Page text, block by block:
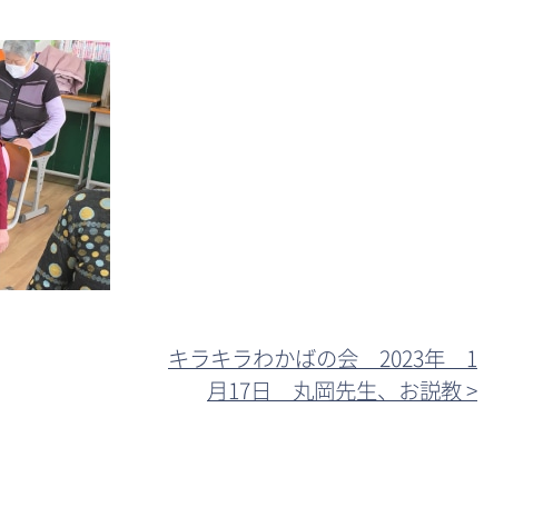
キラキラわかばの会 2023年 1
月17日 丸岡先生、お説教 >︎